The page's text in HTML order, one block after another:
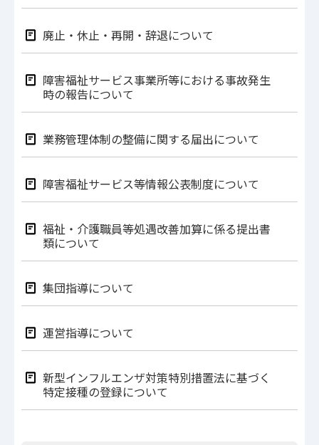
廃止・休止・再開・辞退について
障害福祉サービス事業所等における事故発生
時の報告について
業務管理体制の整備に関する届出について
障害福祉サービス等情報公表制度について
福祉・介護職員等処遇改善加算に係る提出書
類について
集団指導について
運営指導について
新型インフルエンザ対策特別措置法に基づく
特定接種の登録について